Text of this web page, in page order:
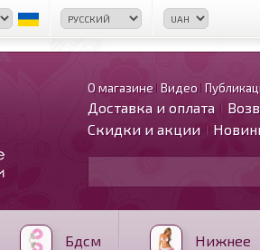
О магазине Видео
Доставка и оплата
Скидки и акции
Бдсм Нижнее